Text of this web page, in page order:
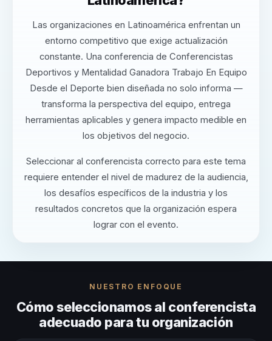
Las organizaciones en Latinoamérica enfrentan un
entorno competitivo que exige actualización
constante. Una conferencia de Conferencistas
Deportivos y Mentalidad Ganadora Trabajo En Equipo
Desde el Deporte bien diseñada no solo informa —
transforma la perspectiva del equipo, entrega
herramientas aplicables y genera impacto medible en
los objetivos del negocio.
Seleccionar al conferencista correcto para este tema
requiere entender el nivel de madurez de la audiencia,
los desafíos específicos de la industria y los
resultados concretos que la organización espera
lograr con el evento.
NUESTRO ENFOQUE
Cómo seleccionamos al conferencista
adecuado para tu organización